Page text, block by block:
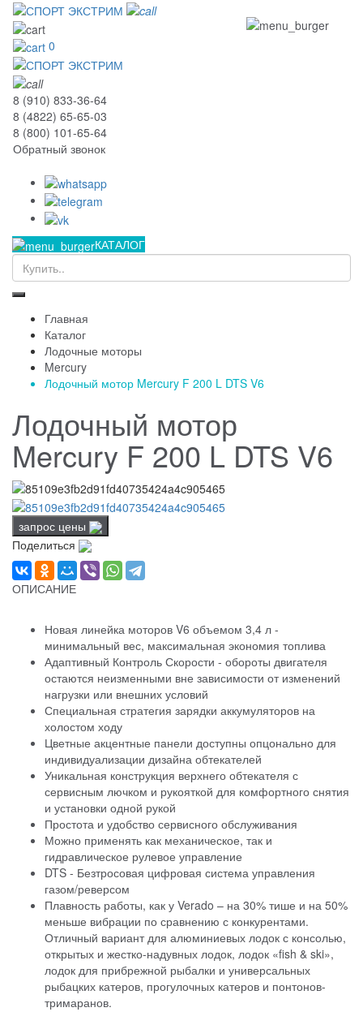
0
8 (910) 833-36-64
8 (4822) 65-65-03
8 (800) 101-65-64
Обратный звонок
КАТАЛОГ
Главная
Каталог
Лодочные моторы
Mercury
Лодочный мотор Mercury F 200 L DTS V6
Лодочный мотор
Mercury F 200 L DTS V6
запрос цены
Поделиться
ОПИСАНИЕ
Новая линейка моторов V6 объемом 3,4 л -
минимальный вес, максимальная экономия топлива
Адаптивный Контроль Скорости - обороты двигателя
остаются неизменными вне зависимости от изменений
нагрузки или внешних условий
Специальная стратегия зарядки аккумуляторов на
холостом ходу
Цветные акцентные панели доступны опцонально для
индивидуализации дизайна обтекателей
Уникальная конструкция верхнего обтекателя с
сервисным лючком и рукояткой для комфортного снятия
и установки одной рукой
Простота и удобство сервисного обслуживания
Можно применять как механическое, так и
гидравлическое рулевое управление
DTS - Безтросовая цифровая система управления
газом/реверсом
Плавность работы, как у Verado – на 30% тише и на 50%
меньше вибрации по сравнению с конкурентами.
Отличный вариант для алюминиевых лодок с консолью,
открытых и жестко-надувных лодок, лодок «fish & ski»,
лодок для прибрежной рыбалки и универсальных
рыбацких катеров, прогулочных катеров и понтонов-
тримаранов.